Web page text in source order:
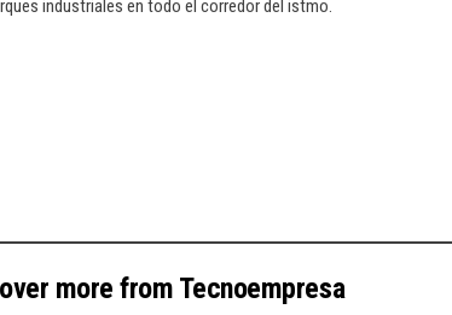
industriales en todo el corredor del istmo.
more from Tecnoempresa